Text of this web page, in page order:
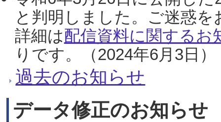
と判明しました。ご迷惑
詳細は配信資料に関するお
りです。（2024年6月3日）
過去のお知らせ
データ修正のお知らせ